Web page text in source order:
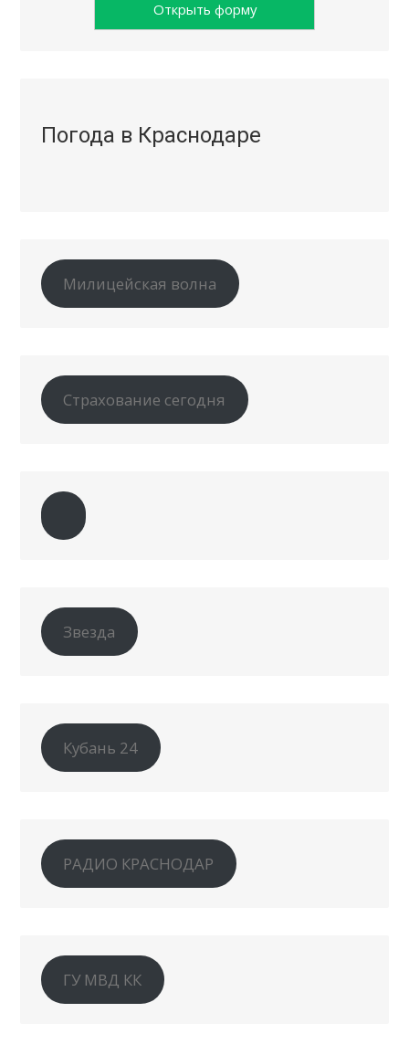
Открыть форму
Погода в Краснодаре
Милицейская волна
Страхование сегодня
Звезда
Кубань 24
РАДИО КРАСНОДАР
ГУ МВД КК